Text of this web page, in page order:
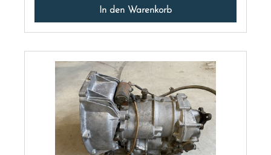
In den Warenkorb